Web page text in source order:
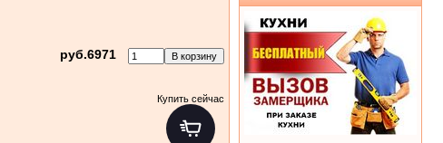
руб.6971
Купить сейчас